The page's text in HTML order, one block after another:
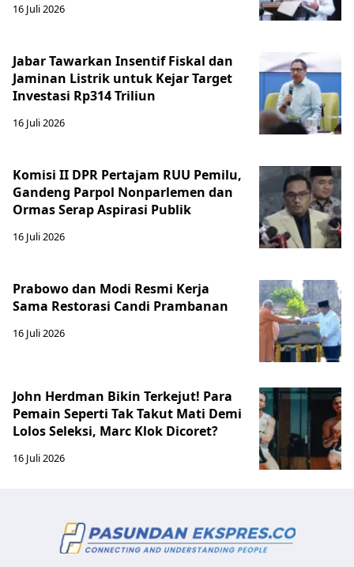
16 Juli 2026
Jabar Tawarkan Insentif Fiskal dan
Jaminan Listrik untuk Kejar Target
Investasi Rp314 Triliun
16 Juli 2026
Komisi II DPR Pertajam RUU Pemilu,
Gandeng Parpol Nonparlemen dan
Ormas Serap Aspirasi Publik
16 Juli 2026
Prabowo dan Modi Resmi Kerja
Sama Restorasi Candi Prambanan
16 Juli 2026
John Herdman Bikin Terkejut! Para
Pemain Seperti Tak Takut Mati Demi
Lolos Seleksi, Marc Klok Dicoret?
16 Juli 2026